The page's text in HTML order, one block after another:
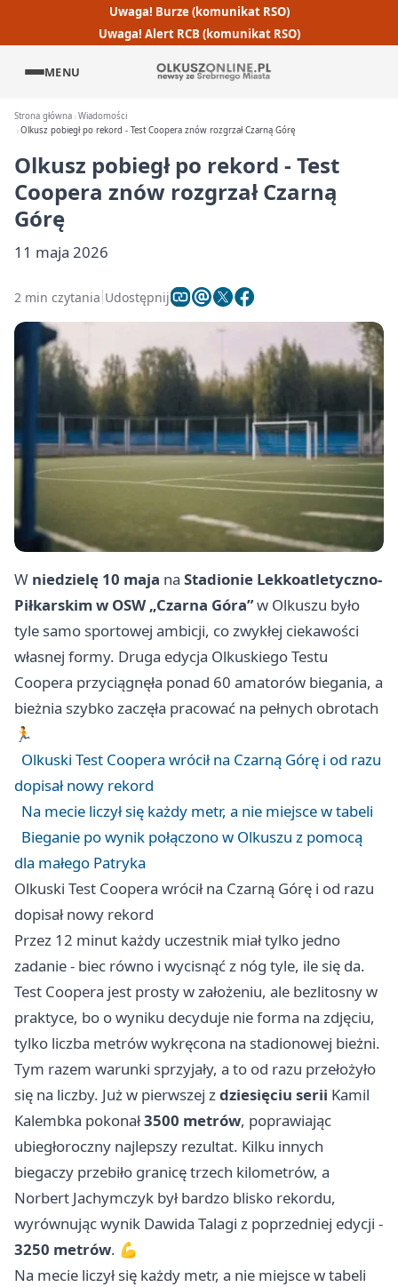
Uwaga! Burze (komunikat RSO)
Uwaga! Alert RCB (komunikat RSO)
MENU
Strona główna Wiadomości
Olkusz pobiegł po rekord - Test Coopera znów rozgrzał Czarną Górę
Olkusz pobiegł po rekord - Test
Coopera znów rozgrzał Czarną
Górę
11 maja 2026
2 min czytania Udostępnij
W niedzielę 10 maja na Stadionie Lekkoatletyczno-
Piłkarskim w OSW „Czarna Góra”w Olkuszu było
tyle samo sportowej ambicji, co zwykłej ciekawości
własnej formy. Druga edycja Olkuskiego Testu
Coopera przyciągnęła ponad 60 amatorów biegania, a
bieżnia szybko zaczęła pracować na pełnych obrotach
🏃
Olkuski Test Coopera wrócił na Czarną Górę i od razu
dopisał nowy rekord
Na mecie liczył się każdy metr, a nie miejsce w tabeli
Bieganie po wynik połączono w Olkuszu z pomocą
dla małego Patryka
Olkuski Test Coopera wrócił na Czarną Górę i od razu
dopisał nowy rekord
Przez 12 minut każdy uczestnik miał tylko jedno
zadanie - biec równo i wycisnąć z nóg tyle, ile się da.
Test Coopera jest prosty w założeniu, ale bezlitosny w
praktyce, bo o wyniku decyduje nie forma na zdjęciu,
tylko liczba metrów wykręcona na stadionowej bieżni.
Tym razem warunki sprzyjały, a to od razu przełożyło
się na liczby. Już w pierwszej zdziesięciu serii Kamil
Kalembka pokonał3500 metrów, poprawiając
ubiegłoroczny najlepszy rezultat. Kilku innych
biegaczy przebiło granicę trzech kilometrów, a
Norbert Jachymczyk był bardzo blisko rekordu,
wyrównując wynik Dawida Talagi z poprzedniej edycji -
3250 metrów. 💪
Na mecie liczył się każdy metr, a nie miejsce w tabeli